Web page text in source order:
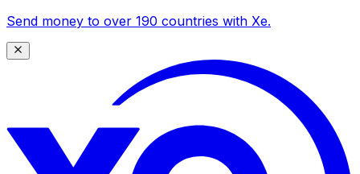
Send money to over 190 countries with Xe.